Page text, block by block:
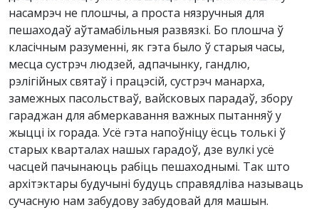
насамрэч не плошчы, а проста нязручныя для
пешаходаў аўтамабільныя развязкі. Бо плошча ў
класічным разуменні, як гэта было ў старыя часы,
месца сустрэч людзей, адпачынку, гандлю,
рэлігійных святаў і працэсій, сустрэч манарха,
замежных пасольстваў, вайсковых парадаў, збору
гараджан для абмеркавання важных пытанняў у
жыцці іх горада. Усё гэта напоўніцу ёсць толькі ў
старых кварталах нашых гарадоў, дзе вулкі усё
часцей пачынаюць рабіць пешаходнымі. Так што
архітэктары будучыні будуць справядліва называць
сучасную нам забудову забудовай для машын.